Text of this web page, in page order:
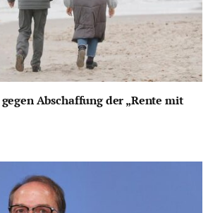
Abschaffung der „Rente mit